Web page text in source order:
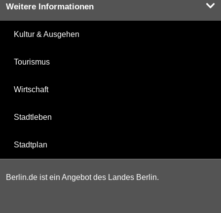
Weitere Informationen
Kultur & Ausgehen
Tourismus
Wirtschaft
Stadtleben
Stadtplan
Berlin.de ist ein Angebot des Landes Berlin.